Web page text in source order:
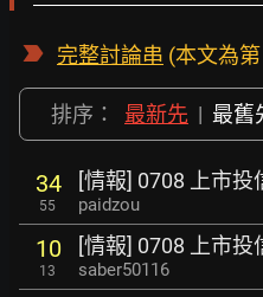
完整討論串 (本文為第
排序： 最新先 | 最舊
34
55
[情報] 0708 上市投
paidzou
10
13
[情報] 0708 上市投
saber50116